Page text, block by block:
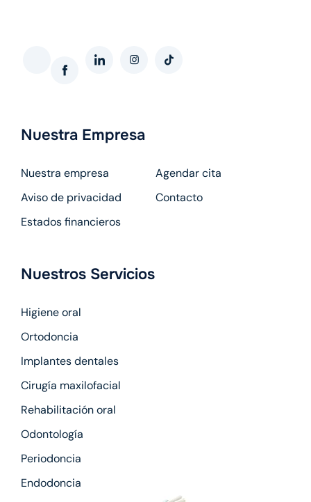
Nuestra Empresa
Nuestra empresa
Agendar cita
Aviso de privacidad
Contacto
Estados financieros
Nuestros Servicios
Higiene oral
Ortodoncia
Implantes dentales
Cirugía maxilofacial
Rehabilitación oral
Odontología
Periodoncia
Endodoncia